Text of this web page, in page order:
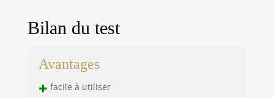
Bilan du test
Avantages
+ facile à utiliser